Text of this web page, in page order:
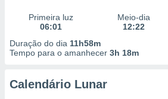
Primeira luz
06:01
Meio-dia
12:22
Duração do dia 11h58m
Tempo para o amanhecer 3h 18m
Calendário Lunar